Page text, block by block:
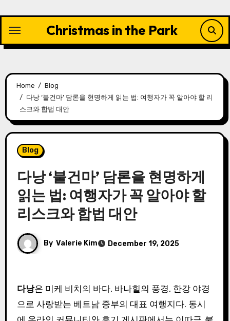
content
Christmas in the Park
Home
Blog
다낭 ‘불건마’ 담론을 현명하게 읽는 법: 여행자가 꼭 알아야 할 리
스크와 합법 대안
Blog
다낭 ‘불건마’ 담론을 현명하게
읽는 법: 여행자가 꼭 알아야 할
리스크와 합법 대안
By Valerie Kim December 19, 2025
다낭은 미케 비치의 바다, 바나힐의 풍경, 한강 야경
으로 사랑받는 베트남 중부의 대표 여행지다. 동시